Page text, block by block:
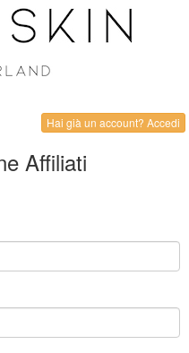
Hai già un account? Accedi
Affiliati